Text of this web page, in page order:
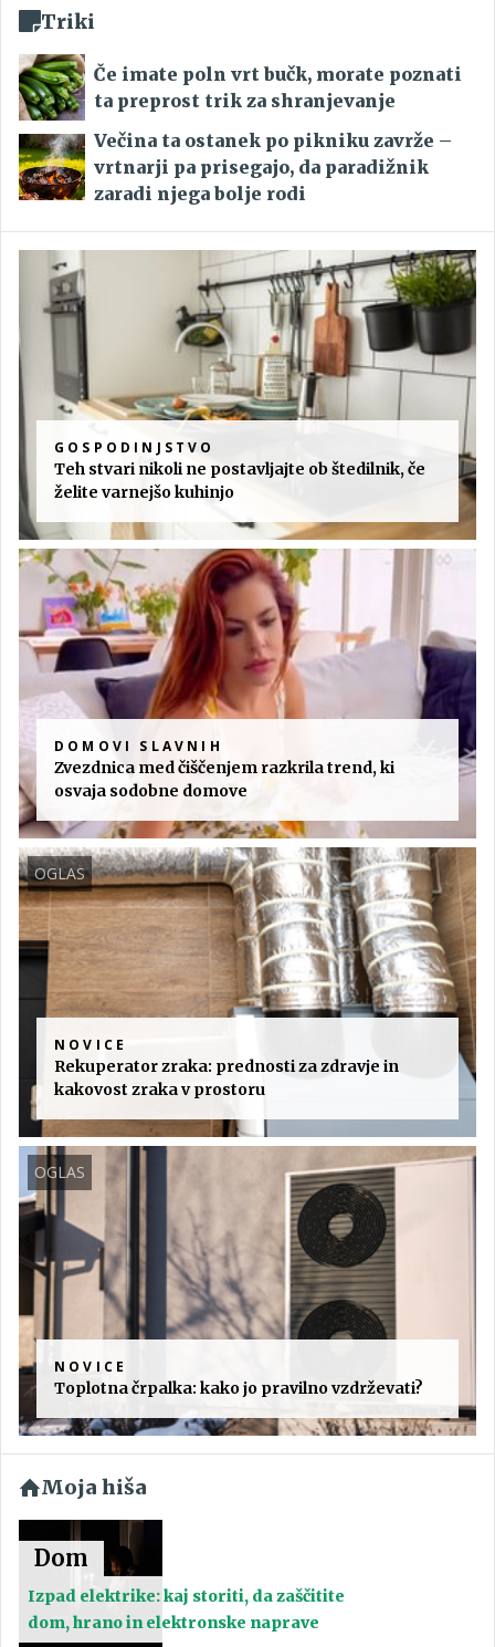
Triki
Če imate poln vrt bučk, morate poznati
ta preprost trik za shranjevanje
Večina ta ostanek po pikniku zavrže –
vrtnarji pa prisegajo, da paradižnik
zaradi njega bolje rodi
GOSPODINJSTVO
Teh stvari nikoli ne postavljajte ob štedilnik, če
želite varnejšo kuhinjo
DOMOVI SLAVNIH
Zvezdnica med čiščenjem razkrila trend, ki
osvaja sodobne domove
OGLAS
NOVICE
Rekuperator zraka: prednosti za zdravje in
kakovost zraka v prostoru
OGLAS
NOVICE
Toplotna črpalka: kako jo pravilno vzdrževati?
Moja hiša
Dom
Izpad elektrike: kaj storiti, da zaščitite
dom, hrano in elektronske naprave